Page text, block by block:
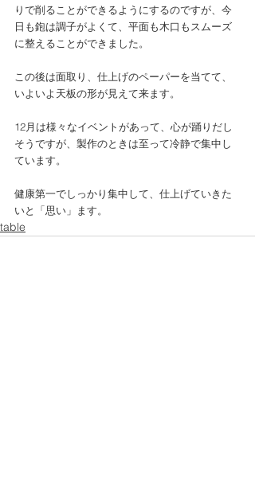
りで削ることができるようにするのですが、今
日も鉋は調子がよくて、平面も木口もスムーズ
に整えることができました。
この後は面取り、仕上げのペーパーを当てて、
いよいよ天板の形が見えて来ます。
12月は様々なイベントがあって、心が踊りだし
そうですが、製作のときは至って冷静で集中し
ています。
健康第一でしっかり集中して、仕上げていきた
いと「思い」ます。
table